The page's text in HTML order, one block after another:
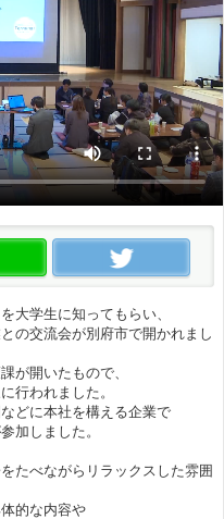
ね！ この動画をLINEで送る
大学生に知ってもらい、
の交流会が別府市で開かれまし
が開いたもので、
行われました。
どに本社を構える企業で
加しました。
たべながらリラックスした雰囲
的な内容や